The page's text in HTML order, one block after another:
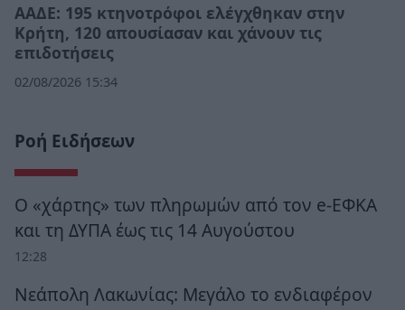
ΑΑΔΕ: 195 κτηνοτρόφοι ελέγχθηκαν στην
Κρήτη, 120 απουσίασαν και χάνουν τις
επιδοτήσεις
02/08/2026 15:34
Ροή Ειδήσεων
Ο «χάρτης» των πληρωμών από τον e-ΕΦΚΑ
και τη ΔΥΠΑ έως τις 14 Αυγούστου
12:28
Νεάπολη Λακωνίας: Μεγάλο το ενδιαφέρον